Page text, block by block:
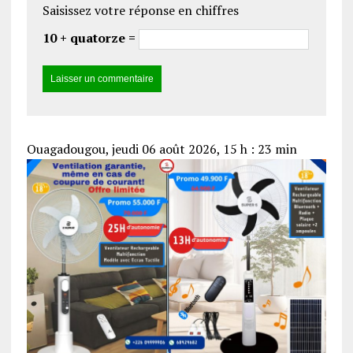
Saisissez votre réponse en chiffres
10 + quatorze =
Ouagadougou, jeudi 06 août 2026, 15 h : 23 min